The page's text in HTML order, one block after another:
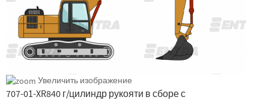
Увеличить изображение
707-01-XR840 г/цилиндр рукояти в сборе с